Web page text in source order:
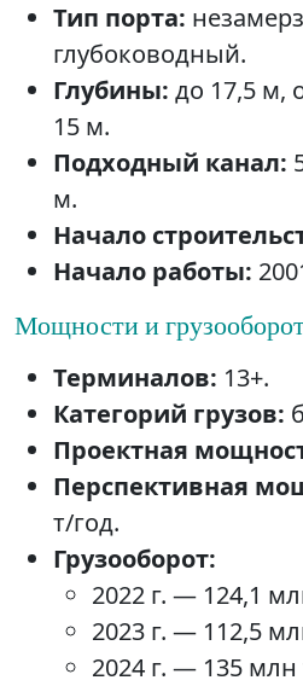
Тип порта:
глубоководный.
Глубины: до 17,5 м,
15 м.
Подходный канал:
м.
Начало
Начало работы:
Мощности и
Терминалов: 13+.
Категорий грузов:
Проектная
Перспективная
т/год.
Грузооборот:
2022 г. — 124,1
2023 г. — 112,5
2024 г. — 135 млн